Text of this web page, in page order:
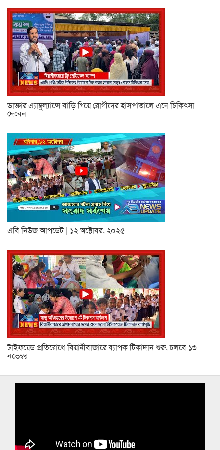
ডাক্তার এ্যাম্বুল্যান্সে বাড়ি গিয়ে রোগীদের হাসপাতালে এনে চিকিৎসা
দেবেন
এবি নিউজ আপডেট | ১২ অক্টোবর, ২০২৫
টাইফয়েড প্রতিরোধে বিয়ানীবাজারে ব্যাপক টিকাদান শুরু, চলবে ১৩
নভেম্বর